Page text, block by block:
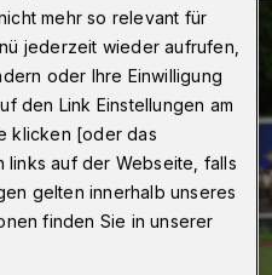
mehr so relevant für
jederzeit wieder aufrufen,
oder Ihre Einwilligung
den Link Einstellungen am
klicken [oder das
links auf der Webseite, falls
gelten innerhalb unseres
finden Sie in unserer